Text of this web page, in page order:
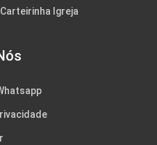
Igreja